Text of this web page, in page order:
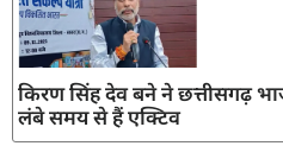
किरण सिंह देव बने ने छत्तीसगढ़
लंबे समय से हैं एक्टिव